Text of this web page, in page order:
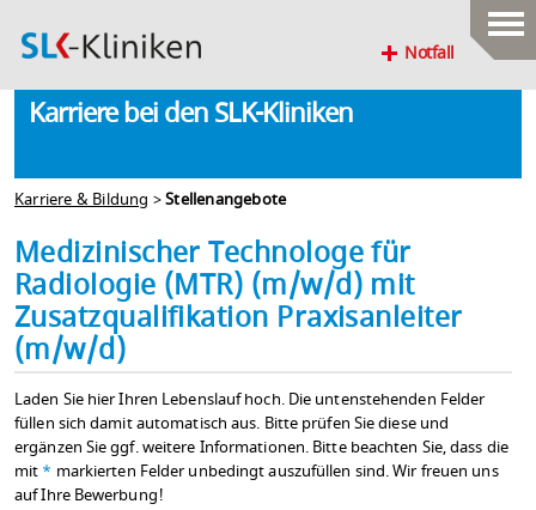
Notfall
Karriere bei den SLK-Kliniken
Karriere & Bildung >Stellenangebote
Medizinischer Technologe für
Radiologie (MTR) (m/w/d) mit
Zusatzqualifikation Praxisanleiter
(m/w/d)
Laden Sie hier Ihren Lebenslauf hoch. Die untenstehenden Felder
füllen sich damit automatisch aus. Bitte prüfen Sie diese und
ergänzen Sie ggf. weitere Informationen. Bitte beachten Sie, dass die
mit * markierten Felder unbedingt auszufüllen sind. Wir freuen uns
auf Ihre Bewerbung!